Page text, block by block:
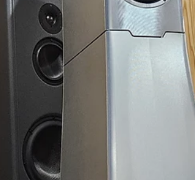
独自開発ソフト"Sense”を備えるなど、現在
界中のオーディオファイルから厚い支持を
めています。 そのイニュオスが豊富なライ
ンナップを一堂に揃えて、いよい